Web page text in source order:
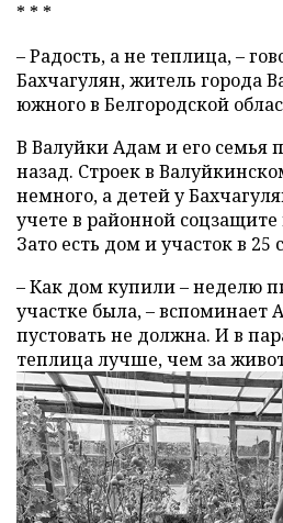
* * *
– Радость, а не теплица, –
Бахчагулян, житель города
южного в Белгородской
В Валуйки Адам и его семья
назад. Строек в
немного, а детей у
учете в районной
Зато есть дом и участок в 25
– Как дом купили – неделю
участке была, – вспоминает
пустовать не должна. И в
теплица лучше, чем за